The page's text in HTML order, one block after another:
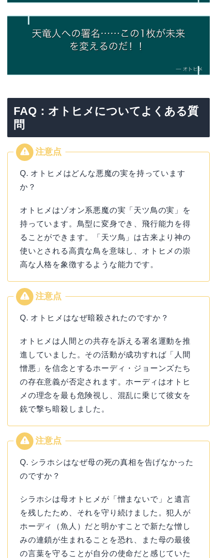
FAQ：オトヒメについてよくある質
問
Q. オトヒメはどんな悪魔の実を持っています
か？
オトヒメはゾオン系悪魔の実「天ツ鳥の実」を
持っています。鳥型に変身でき、飛行能力を得
ることができます。「天ツ鳥」は古来より神の
使いとされる高貴な鳥を意味し、オトヒメの崇
高な人格を象徴するような能力です。
Q. オトヒメはなぜ暗殺されたのですか？
オトヒメは人間との共存を訴える署名運動を推
進していました。その活動が成功すれば「人間
憎悪」を信念とするホーディ・ジョーンズたち
の存在意義が否定されます。ホーディはオトヒ
メの理念を最も危険視し、混乱に乗じて彼女を
銃で撃ち暗殺しました。
Q. シラホシはなぜ母の死の真相を告げなかった
のですか？
シラホシは母オトヒメが「憎まないで」と遺言
を残したため、それを守り続けました。犯人が
ホーディ（魚人）だと明かすことで新たな憎し
みの連鎖が生まれることを恐れ、また母の最後
の言葉を守ることが自分の使命だと感じていた